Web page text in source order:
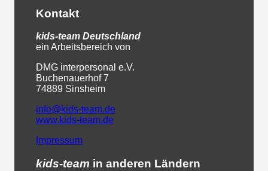
Kontakt
kids-team Deutschland
ein Arbeitsbereich von
DMG interpersonal e.V.
Buchenauerhof 7
74889 Sinsheim
info@kids-team.de
www.kids-team.de
Impressum
kids-team in anderen Ländern